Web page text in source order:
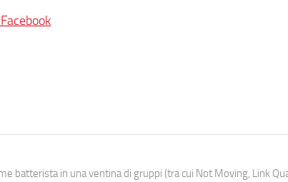
batterista in una ventina di gruppi (tra cui Not Moving, Link